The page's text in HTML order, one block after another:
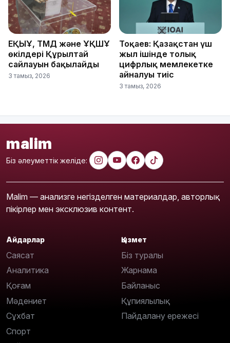
ЕҚЫҰ, ТМД және ҰҚШҰ
өкілдері Құрылтай
сайлауын бақылайды
3 тамыз, 2026
Тоқаев: Қазақстан үш
жыл ішінде толық
цифрлық мемлекетке
айналуы тиіс
3 тамыз, 2026
malim
Біз әлеуметтік желіде:
Malim — анализге негізделген материалдар, авторлық
пікірлер мен эксклюзив контент.
Айдарлар
Саясат
Аналитика
Қоғам
Мәдениет
Сұхбат
Спорт
Қызмет
Біз туралы
Жарнама
Байланыс
Құпиялылық
Пайдалану ережесі